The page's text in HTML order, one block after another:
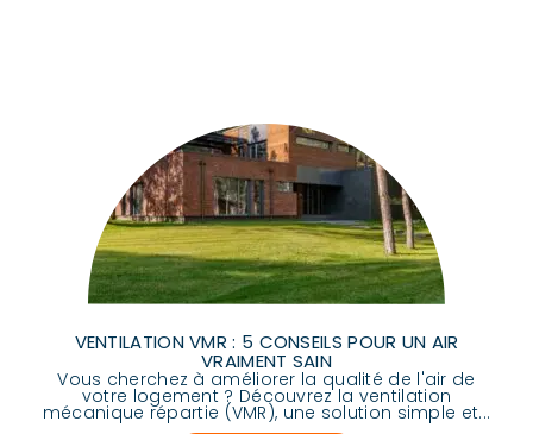
VENTILATION VMR : 5 CONSEILS POUR UN AIR
VRAIMENT SAIN
Vous cherchez à améliorer la qualité de l'air de
votre logement ? Découvrez la ventilation
mécanique répartie (VMR), une solution simple et...